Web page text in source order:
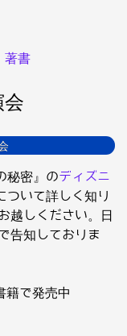
著書
会
秘密』のディズニ
いて詳しく知り
越しください。日
告知しておりま
籍で発売中